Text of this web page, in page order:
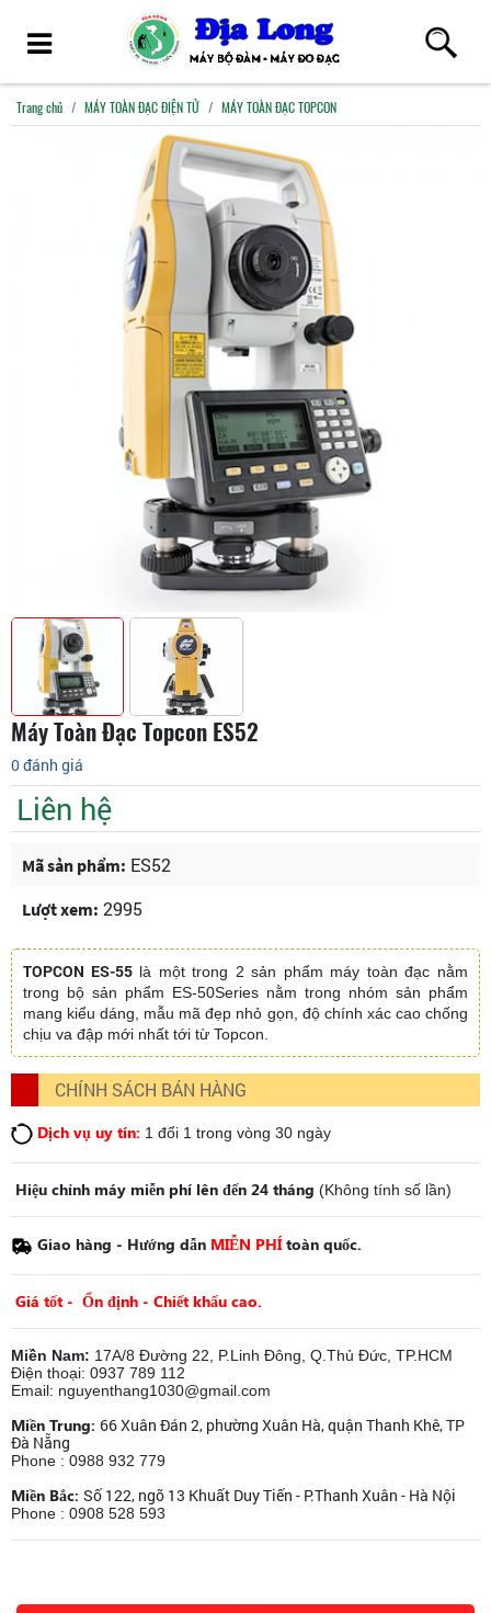
Trang chủ MÁY TOÀN ĐẠC ĐIỆN TỬ MÁY TOÀN ĐẠC TOPCON
Máy Toàn Đạc Topcon ES52
0 đánh giá
Liên hệ
Mã sản phẩm: ES52
Lượt xem: 2995
TOPCON ES-55là một trong 2 sản phẩm máy toàn đạc nằm
trong bộ sản phẩm ES-50Series nằm trong nhóm sản phẩm
mang kiểu dáng, mẫu mã đẹp nhỏ gọn, độ chính xác cao chống
chịu va đập mới nhất tới từ Topcon.
CHÍNH SÁCH BÁN HÀNG
Dịch vụ uy tín: 1 đổi 1 trong vòng 30 ngày
Hiệu chỉnh máy miễn phí lên đến 24 tháng (Không tính số lần)
Giao hàng - Hướng dẫn MIỄN PHÍtoàn quốc.
Giá tốt - Ổn định - Chiết khấu cao.
Miền Nam: 17A/8 Đường 22, P.Linh Đông, Q.Thủ Đức, TP.HCM
Điện thoại: 0937 789 112
Email: nguyenthang1030@gmail.com
Miền Trung: 66 Xuân Đán 2, phường Xuân Hà, quận Thanh Khê, TP
Đà Nẵng
Phone : 0988 932 779
Miền Bắc: Số 122, ngõ 13 Khuất Duy Tiến - P.Thanh Xuân - Hà Nội
Phone : 0908 528 593